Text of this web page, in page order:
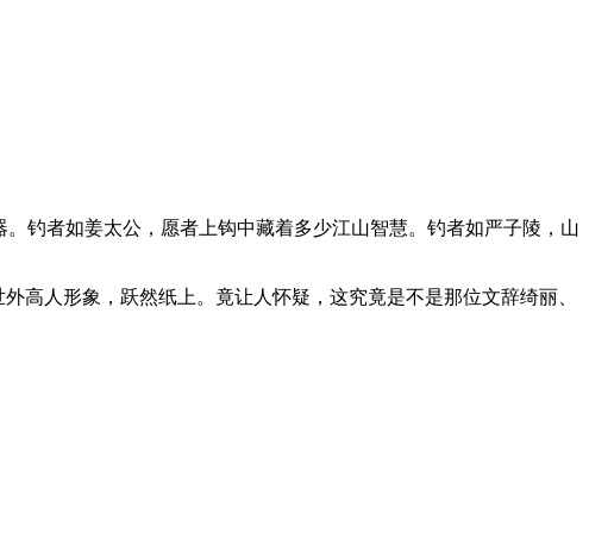
钓者如姜太公，愿者上钩中藏着多少江山智慧。钓者如严子陵，山
高人形象，跃然纸上。竟让人怀疑，这究竟是不是那位文辞绮丽、